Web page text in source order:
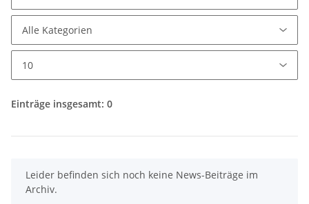
Einträge insgesamt: 0
xLeider befinden sich noch keine News-Beiträge im
Archiv.